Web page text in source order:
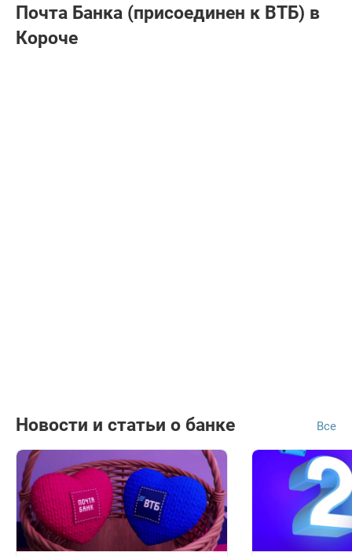
Почта Банкa (присоединен к ВТБ) в
Короче
Новости и статьи о банке Все